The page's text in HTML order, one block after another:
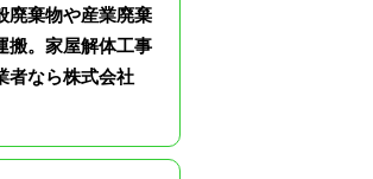
廃棄物や産業廃棄
搬。家屋解体工事
者なら株式会社